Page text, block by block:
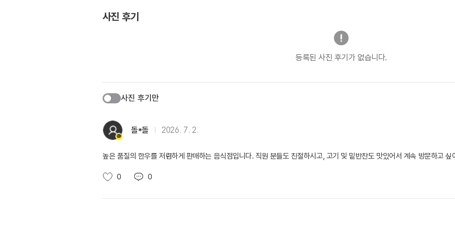
사진 후기
등록된 사진 후기가 없습니다.
사진 후기만
돌*돌 2026. 7. 2.
높은 품질의 한우를 저렴하게 판매하는 음식점입니다. 직원 분들도 친절하시고, 고기 및 밑반찬도 맛있어서 계속 방문하고 싶
0 0